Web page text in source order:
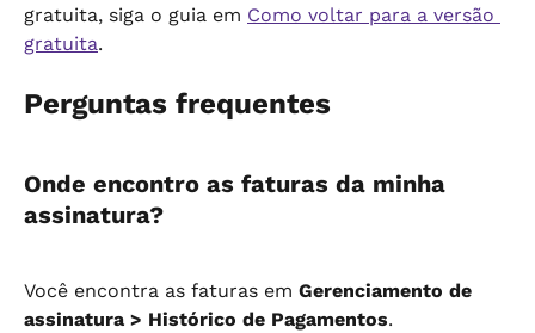
gratuita, siga o guia em Como voltar para a versão
gratuita.
Perguntas frequentes
Onde encontro as faturas da minha
assinatura?
Você encontra as faturas em Gerenciamento de
assinatura > Histórico de Pagamentos.